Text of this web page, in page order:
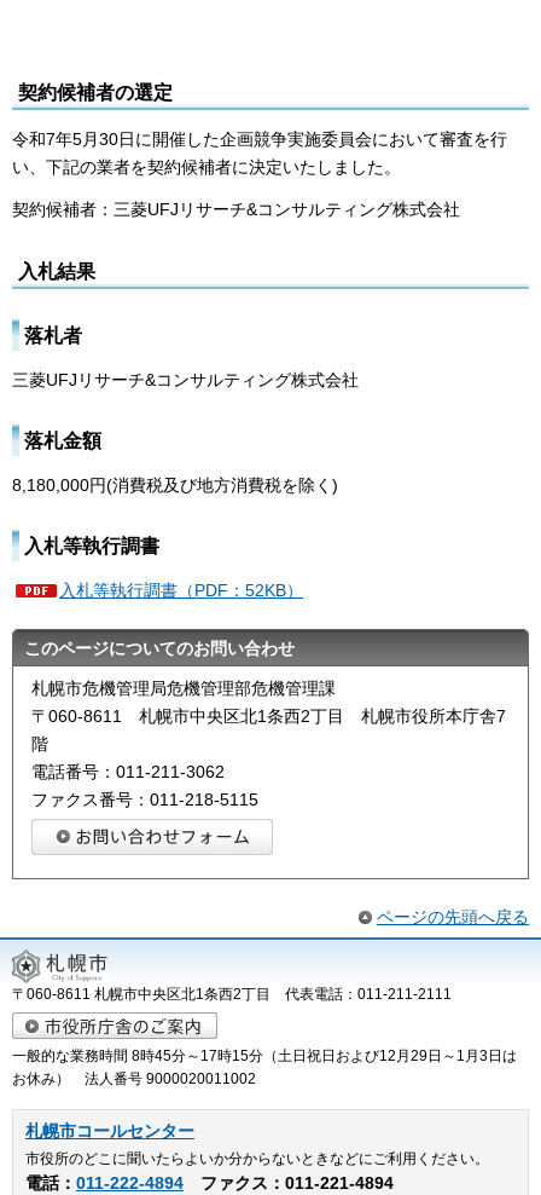
契約候補者の選定
令和7年5月30日に開催した企画競争実施委員会において審査を行
い、下記の業者を契約候補者に決定いたしました。
契約候補者：三菱UFJリサーチ&コンサルティング株式会社
入札結果
落札者
三菱UFJリサーチ&コンサルティング株式会社
落札金額
8,180,000円(消費税及び地方消費税を除く)
入札等執行調書
入札等執行調書（PDF：52KB）
このページについてのお問い合わせ
札幌市危機管理局危機管理部危機管理課
〒060-8611 札幌市中央区北1条西2丁目 札幌市役所本庁舎7
階
電話番号：011-211-3062
ファクス番号：011-218-5115
ページの先頭へ戻る
〒060-8611 札幌市中央区北1条西2丁目 代表電話：011-211-2111
一般的な業務時間 8時45分～17時15分（土日祝日および12月29日～1月3日は
お休み） 法人番号 9000020011002
札幌市コールセンター
市役所のどこに聞いたらよいか分からないときなどにご利用ください。
電話： 011-222-4894 ファクス：011-221-4894